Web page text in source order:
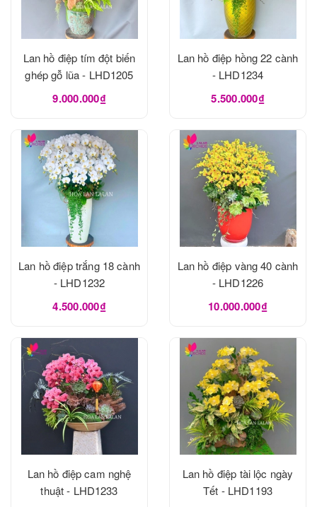
Lan hồ điệp tím đột biến
ghép gỗ lũa - LHD1205
9.000.000₫
Lan hồ điệp hồng 22 cành
- LHD1234
5.500.000₫
Lan hồ điệp trắng 18 cành
- LHD1232
4.500.000₫
Lan hồ điệp vàng 40 cành
- LHD1226
10.000.000₫
Lan hồ điệp cam nghệ
thuật - LHD1233
Lan hồ điệp tài lộc ngày
Tết - LHD1193